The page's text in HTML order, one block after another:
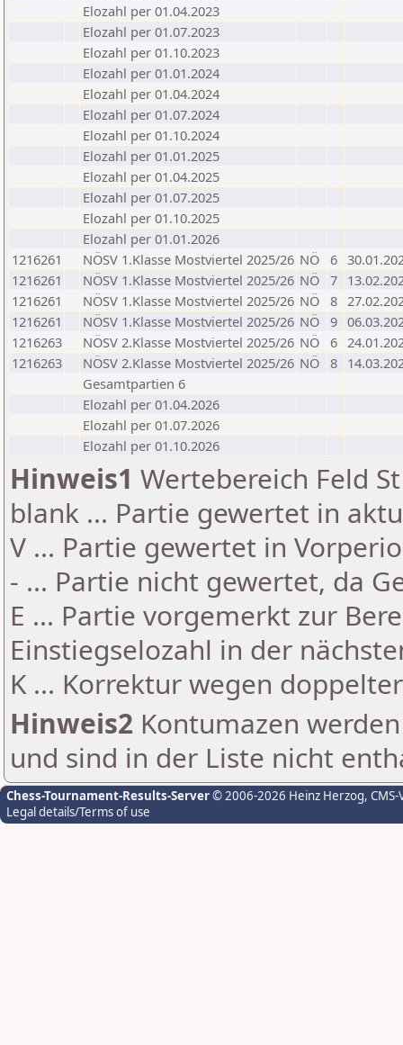
Elozahl per 01.04.2023
Elozahl per 01.07.2023
Elozahl per 01.10.2023
Elozahl per 01.01.2024
Elozahl per 01.04.2024
Elozahl per 01.07.2024
Elozahl per 01.10.2024
Elozahl per 01.01.2025
Elozahl per 01.04.2025
Elozahl per 01.07.2025
Elozahl per 01.10.2025
Elozahl per 01.01.2026
1216261
NÖSV 1.Klasse Mostviertel 2025/26 NÖ 6
1216261
NÖSV 1.Klasse Mostviertel 2025/26 NÖ 7
1216261
NÖSV 1.Klasse Mostviertel 2025/26 NÖ 8
1216261
NÖSV 1.Klasse Mostviertel 2025/26 NÖ 9
1216263
NÖSV 2.Klasse Mostviertel 2025/26 NÖ 6
1216263
NÖSV 2.Klasse Mostviertel 2025/26 NÖ 8
Gesamtpartien 6
Elozahl per 01.04.2026
Elozahl per 01.07.2026
Elozahl per 01.10.2026
Hinweis1 Wertebereich Feld
blank ... Partie gewertet in
V ... Partie gewertet in
- ... Partie nicht gewertet, da
E ... Partie vorgemerkt zur
Einstiegselozahl in der
K ... Korrektur wegen
Hinweis2 Kontumazen
und sind in der Liste nicht
Chess-Tournament-Results-Server© 2006-2026 Heinz Herzog,
Legal details/Terms of use